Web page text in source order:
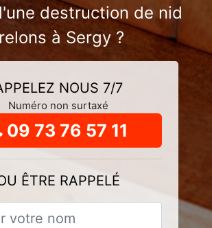
destruction de nid
à Sergy ?
NOUS 7/7
Numéro non surtaxé
09 73 76 57 11
ÊTRE RAPPELÉ